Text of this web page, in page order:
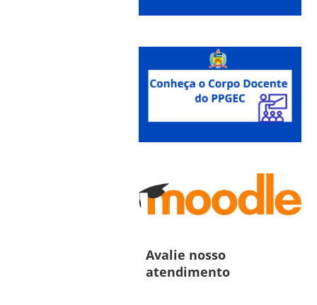
Avalie nosso
atendimento